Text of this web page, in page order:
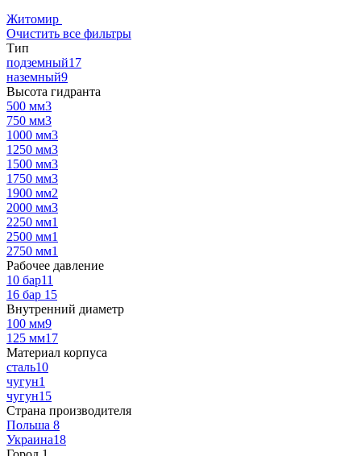
Житомир
Очистить все фильтры
Тип
подземный17
наземный9
Высота гидранта
500 мм3
750 мм3
1000 мм3
1250 мм3
1500 мм3
1750 мм3
1900 мм2
2000 мм3
2250 мм1
2500 мм1
2750 мм1
Рабочее давление
10 бар11
16 бар 15
Внутренний диаметр
100 мм9
125 мм17
Материал корпуса
сталь10
чугун1
чугун15
Страна производителя
Польша 8
Украина18